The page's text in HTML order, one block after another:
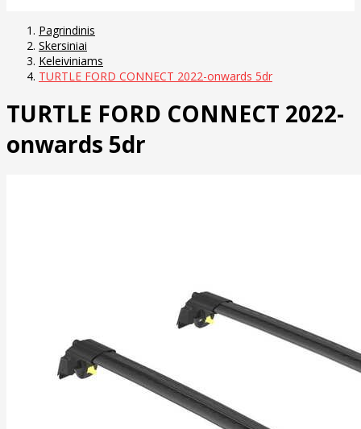
Pagrindinis
Skersiniai
Keleiviniams
TURTLE FORD CONNECT 2022-onwards 5dr
TURTLE FORD CONNECT 2022-
onwards 5dr